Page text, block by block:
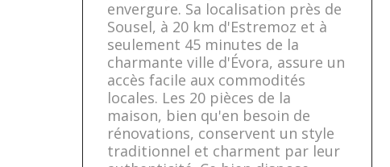
envergure. Sa localisation près de
Sousel, à 20 km d'Estremoz et à
seulement 45 minutes de la
charmante ville d'Évora, assure un
accès facile aux commodités
locales. Les 20 pièces de la
maison, bien qu'en besoin de
rénovations, conservent un style
traditionnel et charment par leur